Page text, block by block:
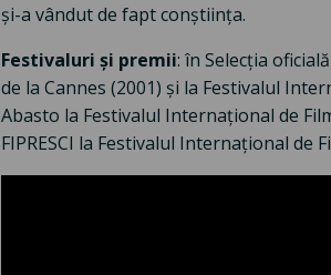
și-a vândut de fapt conștiința.
Festivaluri și premii: în Selecția
de la Cannes (2001) și la Festivalul
Abasto la Festivalul Internațional de
FIPRESCI la Festivalul Internațional de